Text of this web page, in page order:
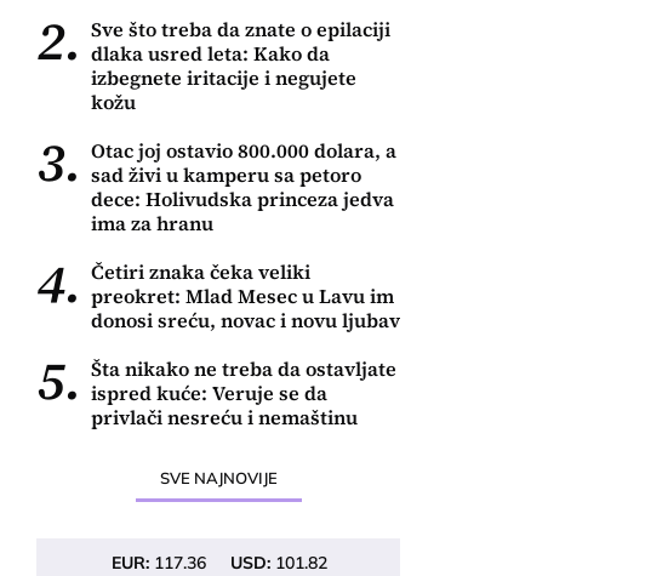
2. Sve što treba da znate o epilaciji
dlaka usred leta: Kako da
izbegnete iritacije i negujete
kožu
3. Otac joj ostavio 800.000 dolara, a
sad živi u kamperu sa petoro
dece: Holivudska princeza jedva
ima za hranu
4. Četiri znaka čeka veliki
preokret: Mlad Mesec u Lavu im
donosi sreću, novac i novu ljubav
5. Šta nikako ne treba da ostavljate
ispred kuće: Veruje se da
privlači nesreću i nemaštinu
SVE NAJNOVIJE
EUR: 117.36 USD: 101.82